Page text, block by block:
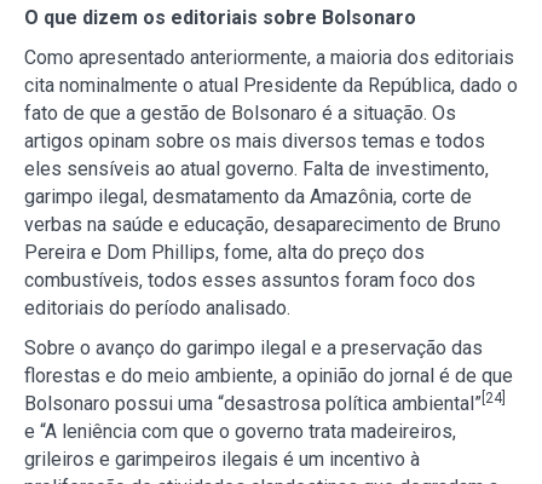
O que dizem os editoriais sobre Bolsonaro
Como apresentado anteriormente, a maioria dos editoriais
cita nominalmente o atual Presidente da República, dado o
fato de que a gestão de Bolsonaro é a situação. Os
artigos opinam sobre os mais diversos temas e todos
eles sensíveis ao atual governo. Falta de investimento,
garimpo ilegal, desmatamento da Amazônia, corte de
verbas na saúde e educação, desaparecimento de Bruno
Pereira e Dom Phillips, fome, alta do preço dos
combustíveis, todos esses assuntos foram foco dos
editoriais do período analisado.
Sobre o avanço do garimpo ilegal e a preservação das
florestas e do meio ambiente, a opinião do jornal é de que
Bolsonaro possui uma “desastrosa política ambiental” [24]
e “A leniência com que o governo trata madeireiros,
grileiros e garimpeiros ilegais é um incentivo à